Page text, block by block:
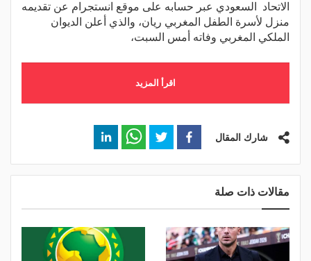
الاتحاد السعودي عبر حسابه على موقع انستجرام عن تقديمه
منزل لأسرة الطفل المغربي ريان، والذي أعلن الديوان
الملكي المغربي وفاته أمس السبت،
اقرأ المزيد
شارك المقال
مقالات ذات صلة